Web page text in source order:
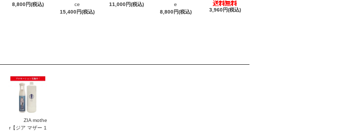
8,800円(税込)
ce
15,400円(税込)
11,000円(税込)
e
8,800円(税込)
3,960円(税込)
ZIA mothe
r【ジア マザー 1